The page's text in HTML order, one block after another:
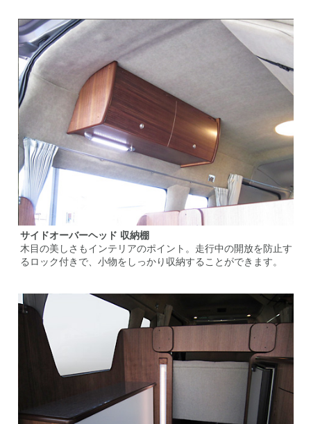
サイドオーバーヘッド 収納棚
木目の美しさもインテリアのポイント。走行中の開放を防止す
るロック付きで、小物をしっかり収納することができます。